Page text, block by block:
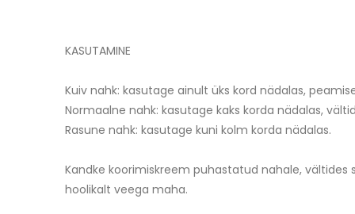
KASUTAMINE
Kuiv nahk: kasutage ainult üks kord nädalas,
Normaalne nahk: kasutage kaks korda nädalas,
Rasune nahk: kasutage kuni kolm korda nädalas.
Kandke koorimiskreem puhastatud nahale,
hoolikalt veega maha.